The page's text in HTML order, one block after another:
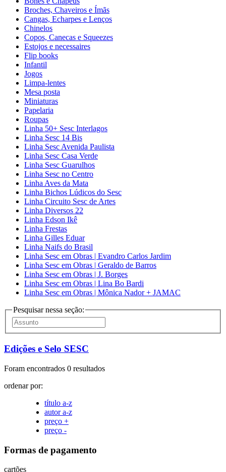
Broches, Chaveiros e Ímãs
Cangas, Echarpes e Lenços
Chinelos
Copos, Canecas e Squeezes
Estojos e necessaires
Flip books
Infantil
Jogos
Limpa-lentes
Mesa posta
Miniaturas
Papelaria
Roupas
Linha 50+ Sesc Interlagos
Linha Sesc 14 Bis
Linha Sesc Avenida Paulista
Linha Sesc Casa Verde
Linha Sesc Guarulhos
Linha Sesc no Centro
Linha Aves da Mata
Linha Bichos Lúdicos do Sesc
Linha Circuito Sesc de Artes
Linha Diversos 22
Linha Edson Ikê
Linha Frestas
Linha Gilles Eduar
Linha Naifs do Brasil
Linha Sesc em Obras | Evandro Carlos Jardim
Linha Sesc em Obras | Geraldo de Barros
Linha Sesc em Obras | J. Borges
Linha Sesc em Obras | Lina Bo Bardi
Linha Sesc em Obras | Mônica Nador + JAMAC
Pesquisar nessa seção:
Edições e Selo SESC
Foram encontrados 0 resultados
ordenar por:
título a-z
autor a-z
preço +
preço -
Formas de pagamento
cartões